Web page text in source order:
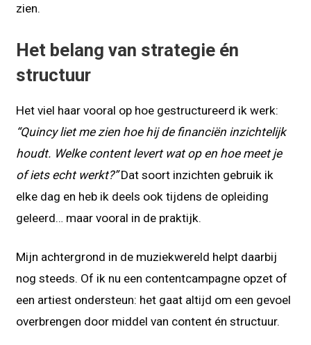
zien.
Het belang van strategie én
structuur
Het viel haar vooral op hoe gestructureerd ik werk:
“Quincy liet me zien hoe hij de financiën inzichtelijk
houdt. Welke content levert wat op en hoe meet je
of iets echt werkt?”Dat soort inzichten gebruik ik
elke dag en heb ik deels ook tijdens de opleiding
geleerd… maar vooral in de praktijk.
Mijn achtergrond in de muziekwereld helpt daarbij
nog steeds. Of ik nu een contentcampagne opzet of
een artiest ondersteun: het gaat altijd om een gevoel
overbrengen door middel van content én structuur.